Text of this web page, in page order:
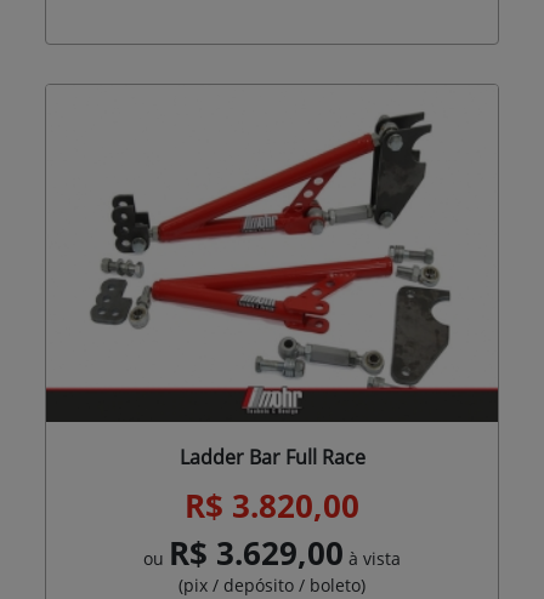
Ladder Bar Full Race
R$ 3.820,00
ou R$ 3.629,00 à vista
(pix / depósito / boleto)